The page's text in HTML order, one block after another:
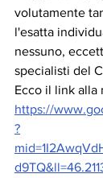
volutamente
l'esatta
nessuno,
specialisti del
Ecco il link alla
https://
?